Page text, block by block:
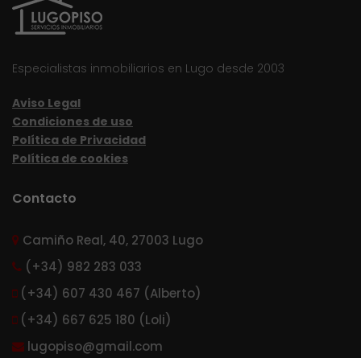
Especialistas inmobiliarios en Lugo desde 2003
Aviso Legal
Condiciones de uso
Política de Privacidad
Política de cookies
Contacto
Camiño Real, 40, 27003 Lugo
(+34) 982 283 033
(+34) 607 430 467 (Alberto)
(+34) 667 625 180 (Loli)
lugopiso@gmail.com